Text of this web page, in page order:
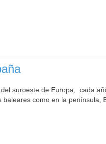
suroeste de Europa, cada
baleares como en la península,